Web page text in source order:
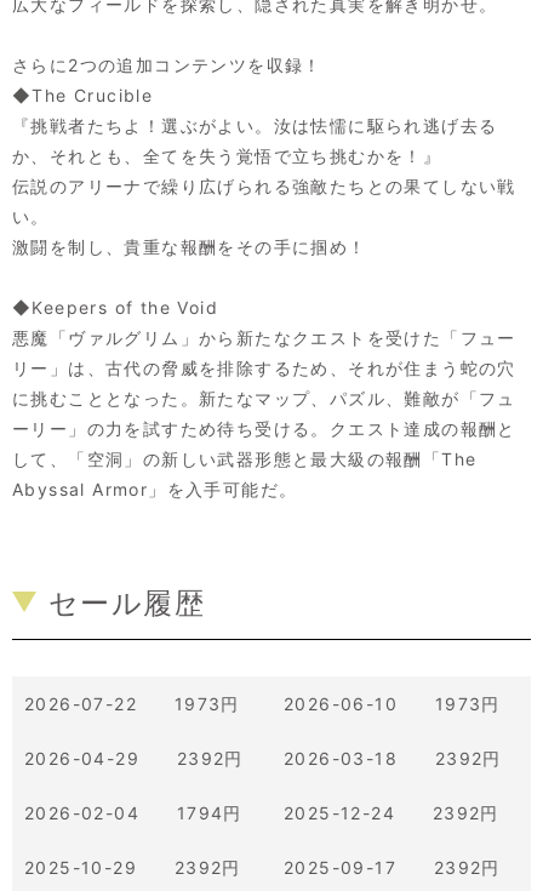
広大なフィールドを探索し、隠された真実を解き明かせ。
さらに2つの追加コンテンツを収録！
◆The Crucible
『挑戦者たちよ！選ぶがよい。汝は怯懦に駆られ逃げ去る
か、それとも、全てを失う覚悟で立ち挑むかを！』
伝説のアリーナで繰り広げられる強敵たちとの果てしない戦
い。
激闘を制し、貴重な報酬をその手に掴め！
◆Keepers of the Void
悪魔「ヴァルグリム」から新たなクエストを受けた「フュー
リー」は、古代の脅威を排除するため、それが住まう蛇の穴
に挑むこととなった。新たなマップ、パズル、難敵が「フュ
ーリー」の力を試すため待ち受ける。クエスト達成の報酬と
して、「空洞」の新しい武器形態と最大級の報酬「The
Abyssal Armor」を入手可能だ。
セール履歴
2026-07-22 1973円 2026-06-10 1973円
2026-04-29 2392円 2026-03-18 2392円
2026-02-04 1794円 2025-12-24 2392円
2025-10-29 2392円 2025-09-17 2392円